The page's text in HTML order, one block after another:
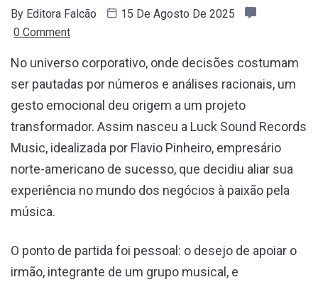
By Editora Falcão
15 De Agosto De 2025
0 Comment
No universo corporativo, onde decisões costumam
ser pautadas por números e análises racionais, um
gesto emocional deu origem a um projeto
transformador. Assim nasceu a Luck Sound Records
Music, idealizada por Flavio Pinheiro, empresário
norte-americano de sucesso, que decidiu aliar sua
experiência no mundo dos negócios à paixão pela
música.
O ponto de partida foi pessoal: o desejo de apoiar o
irmão, integrante de um grupo musical, e